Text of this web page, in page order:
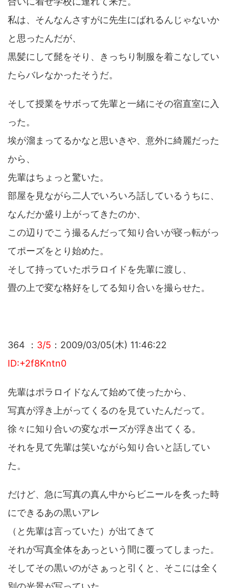
私は、そんなんさすがに先生にばれるんじゃないか
と思ったんだが、
黒髪にして髭をそり、きっちり制服を着こなしてい
たらバレなかったそうだ。
そして授業をサボって先輩と一緒にその宿直室に入
った。
埃が溜まってるかなと思いきや、意外に綺麗だった
から、
先輩はちょっと驚いた。
部屋を見ながら二人でいろいろ話しているうちに、
なんだか盛り上がってきたのか、
この辺りでこう撮るんだって知り合いが寝っ転がっ
てポーズをとり始めた。
そして持っていたポラロイドを先輩に渡し、
畳の上で変な格好をしてる知り合いを撮らせた。
364 ： 3/5 ：2009/03/05(木) 11:46:22
ID:+2f8Kntn0
先輩はポラロイドなんて始めて使ったから、
写真が浮き上がってくるのを見ていたんだって。
徐々に知り合いの変なポーズが浮き出てくる。
それを見て先輩は笑いながら知り合いと話してい
た。
だけど、急に写真の真ん中からビニールを炙った時
にできるあの黒いアレ
（と先輩は言っていた）が出てきて
それが写真全体をあっという間に覆ってしまった。
そしてその黒いのがさぁっと引くと、そこには全く